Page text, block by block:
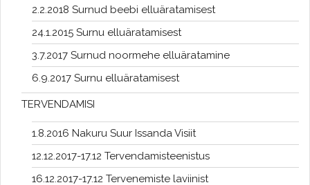
2.2.2018 Surnud beebi elluäratamisest
24.1.2015 Surnu elluäratamisest
3.7.2017 Surnud noormehe elluäratamine
6.9.2017 Surnu elluäratamisest
TERVENDAMISI
1.8.2016 Nakuru Suur Issanda Visiit
12.12.2017-17.12 Tervendamisteenistus
16.12.2017-17.12 Tervenemiste laviinist